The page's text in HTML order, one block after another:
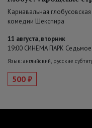
Карнавальная
комедии Шекспира
11 августа, вторник
19:00 СИНЕМА ПАРК
Язык: английский, русские
500 ₽